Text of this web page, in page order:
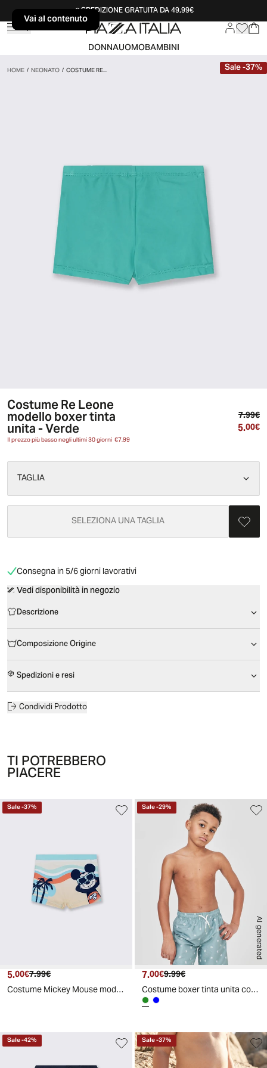
Vai al contenutoSPEDIZIONE GRATUITA DA 49,99€
DONNAUOMOBAMBINI
HOME/NEONATO/COSTUME RE... Sale-37%
Costume Re Leone
modello boxer tinta
unita - Verde
Il prezzo più basso negli ultimi 30 giorni€7.99
7.99€
5.00€
TAGLIA
SELEZIONA UNA TAGLIA
Consegna in 5/6 giorni lavorativi
Vedi disponibilità in negozio
Descrizione
Composizione Origine
Spedizioni e resi
Condividi Prodotto
TI POTREBBERO
PIACERE
Sale-37%
Prezzo attuale
5.00€ Prezzo originale
7.99€
Costume Mickey Mouse modello boxer estivo - Giallo
AI generated
Sale-29%
Prezzo attuale
7.00€ Prezzo originale
9.99€
Costume boxer tinta unita con fluo - Verde salvia
Sale-42% Sale-37%
Vai al contenuto